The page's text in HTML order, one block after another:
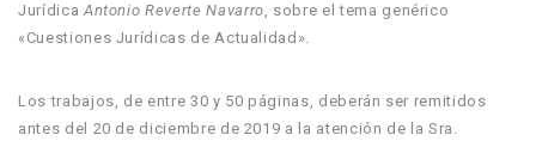
JurídicaAntonio Reverte Navarro, sobre el tema genérico
«Cuestiones Jurídicas de Actualidad».
Los trabajos, de entre 30 y 50 páginas, deberán ser remitidos
antes del 20 de diciembre de 2019 a la atención de la Sra.